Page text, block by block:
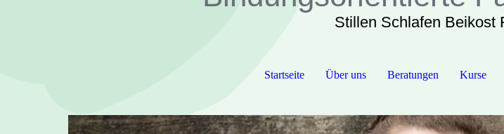
Stillen Schlafen Beikost
Startseite Über uns Beratungen Kurse